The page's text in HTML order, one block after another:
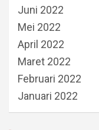
Juni 2022
Mei 2022
April 2022
Maret 2022
Februari 2022
Januari 2022